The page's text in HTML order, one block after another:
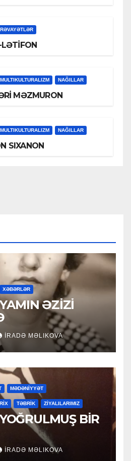
RƏVAYƏTLƏR
MULTIKULTURALIZM NAĞILLAR
MƏZMURON
MULTIKULTURALIZM NAĞILLAR
XƏBƏRLƏR
ƏZİZİ
İRADƏ MƏLIKOVA
MƏDƏNİYYƏT
TƏBRİK ZİYALILARIMIZ
BİR
İRADƏ MƏLIKOVA